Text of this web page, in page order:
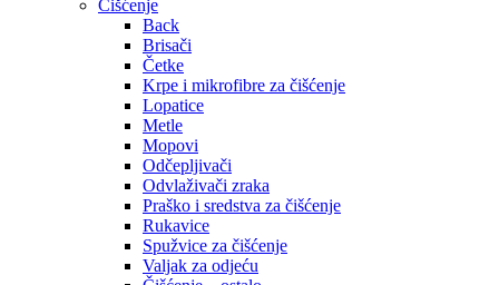
Čišćenje
Back
Brisači
Četke
Krpe i mikrofibre za čišćenje
Lopatice
Metle
Mopovi
Odčepljivači
Odvlaživači zraka
Praško i sredstva za čišćenje
Rukavice
Spužvice za čišćenje
Valjak za odjeću